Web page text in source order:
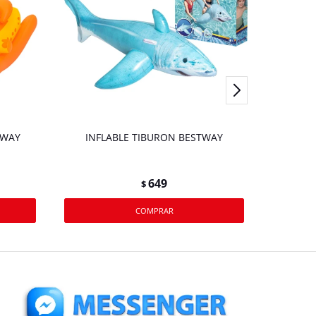
INFLABLE TIBURON BESTWAY
$649